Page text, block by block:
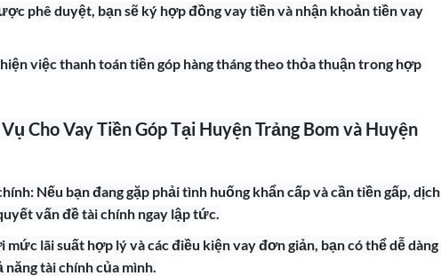
phê duyệt, bạn sẽ ký hợp đồng vay tiền và nhận khoản tiền vay
việc thanh toán tiền góp hàng tháng theo thỏa thuận trong hợp
Cho Vay Tiền Góp Tại Huyện Trảng Bom và Huyện
Nếu bạn đang gặp phải tình huống khẩn cấp và cần tiền gấp, dịch
vấn đề tài chính ngay lập tức.
lãi suất hợp lý và các điều kiện vay đơn giản, bạn có thể dễ dàng
tài chính của mình.